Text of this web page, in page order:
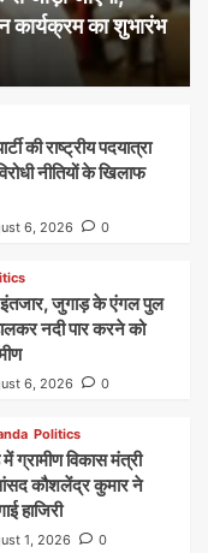
कार्यक्रम का शुभारंभ
की राष्ट्रीय पदयात्रा
नीतियों के खिलाफ
6, 2026 0
जुगाड़ के एंगल पुल
नदी पार करने को
6, 2026 0
Politics
ग्रामीण विकास मंत्री
कौशलेंद्र कुमार ने
हाजिरी
1, 2026 0